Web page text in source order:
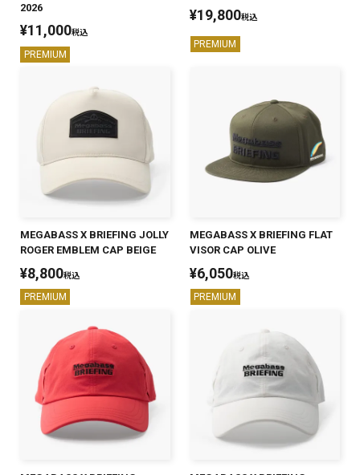
2026
¥11,000税込
PREMIUM
¥19,800税込
PREMIUM
MEGABASS X BRIEFING JOLLY
ROGER EMBLEM CAP BEIGE
¥8,800税込
PREMIUM
MEGABASS X BRIEFING FLAT
VISOR CAP OLIVE
¥6,050税込
PREMIUM